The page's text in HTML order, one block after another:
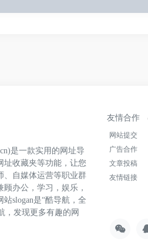
是一款实用的网址导
址收藏夹等功能，让您
、自媒体运营等职业群
办公，学习，娱乐，
slogan是“酷导航，全
，发现更多有趣的网
友情合作
网站提交
广告合作
文章投稿
友情链接